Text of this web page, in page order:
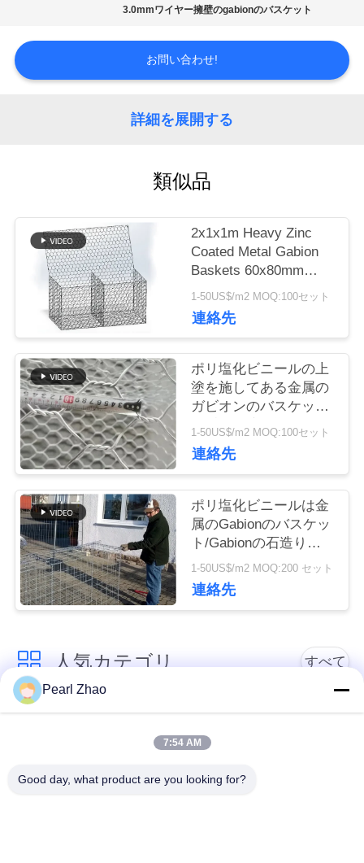
し
た
い
場
ツ
ア
ー
品
質
管
連
絡
だ
3.0mmワイヤー擁壁のgabionのバスケット
お問い合わせ!
詳細を展開する
類似品
2x1x1m Heavy Zinc
Coated Metal Gabion
Baskets 60x80mm
Hexagonal Mesh
1-50US$/m2 MOQ:100セット
連絡先
ポリ塩化ビニールの上
塗を施してある金属の
ガビオンのバスケット
の重い電流を通された
盛土の保護
1-50US$/m2 MOQ:100セット
連絡先
ポリ塩化ビニールは金
属のGabionのバスケッ
ト/Gabionの石造りの
おりの長い寿命に塗り
ました
1-50US$/m2 MOQ:200 セット
連絡先
人気カテゴリ すべて
ュ
ガビオン製のマット
Pearl Zhao
7:54 AM
Good day, what product are you looking for?